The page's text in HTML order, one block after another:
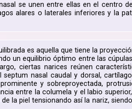
se unen entre ellas en el centro
alares o laterales inferiores y la
es aquella que tiene la
un equilibrio óptimo entre las
ciertas narices reúnen
nasal caudal y dorsal,
y sobreproyectada,
entre la columela y el labio
la piel tensionando así la nariz,